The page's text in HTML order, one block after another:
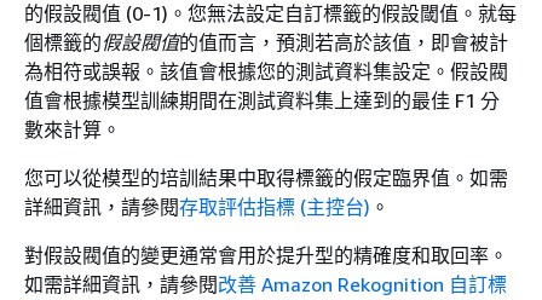
的假設閥值 (0-1)。您無法設定自訂標籤的假設閾值。就每
個標籤的假設閥值的值而言，預測若高於該值，即會被計
為相符或誤報。該值會根據您的測試資料集設定。假設閥
值會根據模型訓練期間在測試資料集上達到的最佳 F1 分
數來計算。
您可以從模型的培訓結果中取得標籤的假定臨界值。如需
詳細資訊，請參閱存取評估指標 (主控台) 。
對假設閥值的變更通常會用於提升型的精確度和取回率。
如需詳細資訊，請參閱改善 Amazon Rekognition 自訂標